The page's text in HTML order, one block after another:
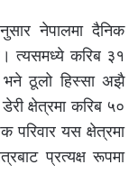
नेपालमा दैनिक
त्यसमध्ये करिब ३१
ठूलो हिस्सा अझै
क्षेत्रमा करिब ५०
यस क्षेत्रमा
प्रत्यक्ष रूपमा